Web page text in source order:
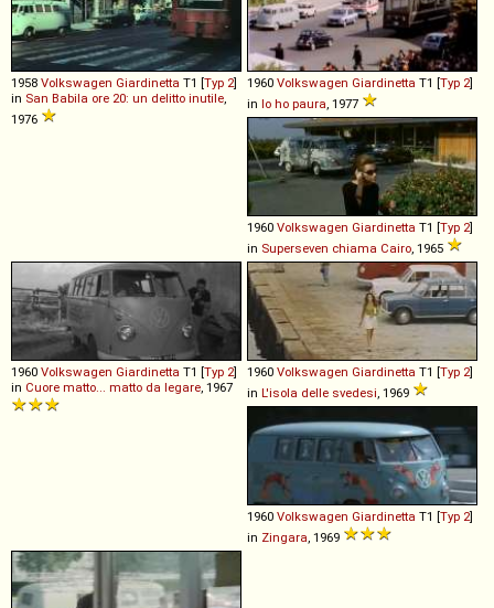
1958 Volkswagen Giardinetta T1 [Typ 2]
in San Babila ore 20: un delitto inutile,
1976
1960 Volkswagen Giardinetta T1 [Typ 2]
in Io ho paura, 1977
1960 Volkswagen Giardinetta T1 [Typ 2]
in Superseven chiama Cairo, 1965
1960 Volkswagen Giardinetta T1 [Typ 2]
in Cuore matto... matto da legare, 1967
1960 Volkswagen Giardinetta T1 [Typ 2]
in L'isola delle svedesi, 1969
1960 Volkswagen Giardinetta T1 [Typ 2]
in Zingara, 1969